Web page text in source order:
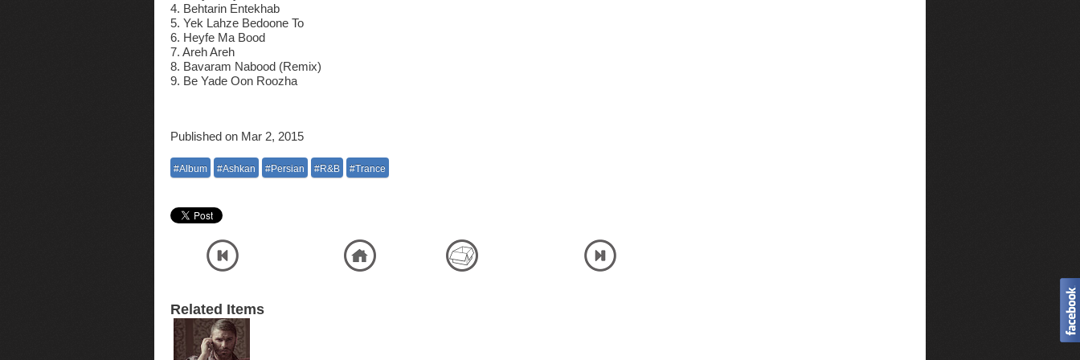
4. Behtarin Entekhab
5. Yek Lahze Bedoone To
6. Heyfe Ma Bood
7. Areh Areh
8. Bavaram Nabood (Remix)
9. Be Yade Oon Roozha
Published on Mar 2, 2015
#Album #Ashkan #Persian #R&B #Trance
Related Items